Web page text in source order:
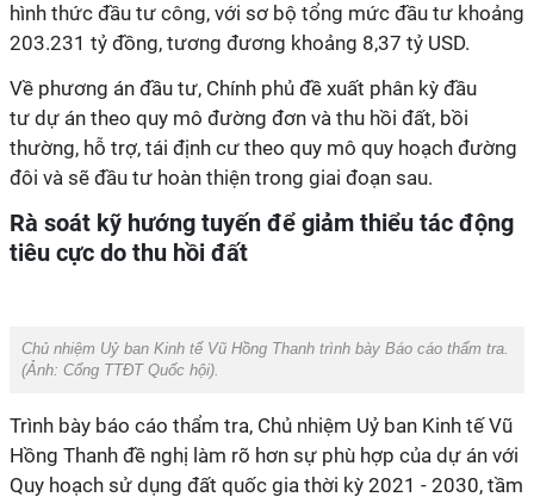
hình thức đầu tư công, với sơ bộ tổng mức đầu tư khoảng
203.231 tỷ đồng, tương đương khoảng 8,37 tỷ USD.
Về phương án đầu tư, Chính phủ đề xuất phân kỳ đầu
tư dự án theo quy mô đường đơn và thu hồi đất, bồi
thường, hỗ trợ, tái định cư theo quy mô quy hoạch đường
đôi và sẽ đầu tư hoàn thiện trong giai đoạn sau.
Rà soát kỹ hướng tuyến để giảm thiểu tác động
tiêu cực do thu hồi đất
Chủ nhiệm Uỷ ban Kinh tế Vũ Hồng Thanh trình bày Báo cáo thẩm tra.
(Ảnh: Cổng TTĐT Quốc hội).
Trình bày báo cáo thẩm tra, Chủ nhiệm Uỷ ban Kinh tế Vũ
Hồng Thanh đề nghị làm rõ hơn sự phù hợp của dự án với
Quy hoạch sử dụng đất quốc gia thời kỳ 2021 - 2030, tầm